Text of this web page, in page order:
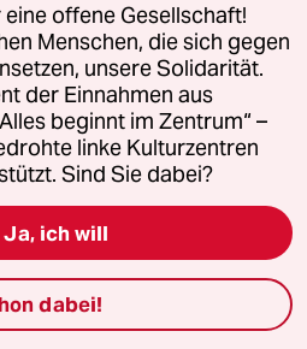
Es hat gestunken und sah
mitten in FFM.
nicht räumen, dann sieht's
aus. Peinlich!
Uhr
sehr innovativ nur weiter
offene Gesellschaft!
Menschen, die sich gegen
unsere Solidarität.
der Einnahmen aus
beginnt im Zentrum“ –
linke Kulturzentren
Sind Sie dabei?
Ja, ich will
dabei!